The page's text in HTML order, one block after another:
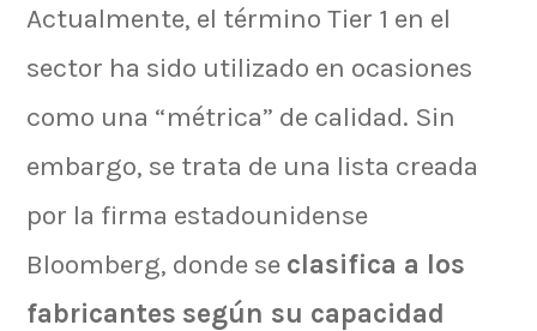
Actualmente, el término Tier 1 en el
sector ha sido utilizado en ocasiones
como una “métrica” de calidad. Sin
embargo, se trata de una lista creada
por la firma estadounidense
Bloomberg, donde se clasifica a los
fabricantes según su capacidad